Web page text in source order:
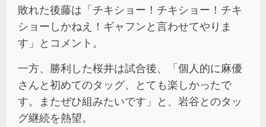
敗れた後藤は「チキショー！チキショー！チキ
ショーしかねえ！ギャフンと言わせてやりま
す」とコメント。
一方、勝利した桜井は試合後、「個人的に麻優
さんと初めてのタッグ、とても楽しかったで
す。またぜひ組みたいです」と、岩谷とのタッ
グ継続を熱望。